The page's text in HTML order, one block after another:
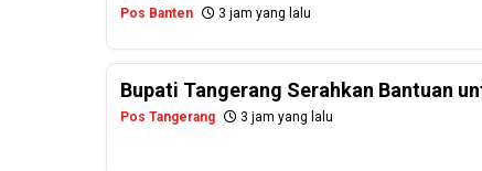
Pos Banten 3 jam yang lalu
Bupati Tangerang Serahkan Bantuan
Pos Tangerang 3 jam yang lalu